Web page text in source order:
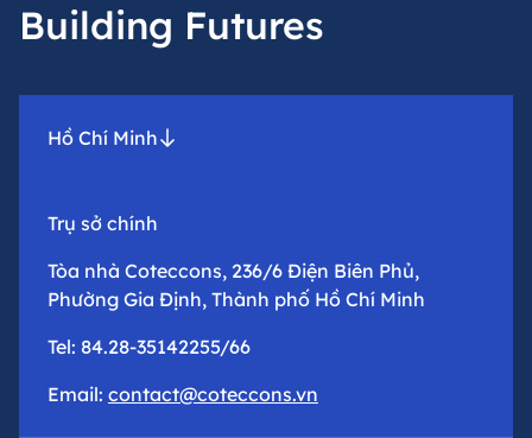
Building Futures
Hồ Chí Minh
Trụ sở chính
Tòa nhà Coteccons, 236/6 Điện Biên Phủ,
Phường Gia Định, Thành phố Hồ Chí Minh
Tel: 84.28-35142255/66
Email: contact@coteccons.vn